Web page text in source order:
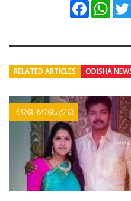
Facebook
RELATED ARTICLES ODISHA
ଦେଶ-ଦେଶାନ୍ତର